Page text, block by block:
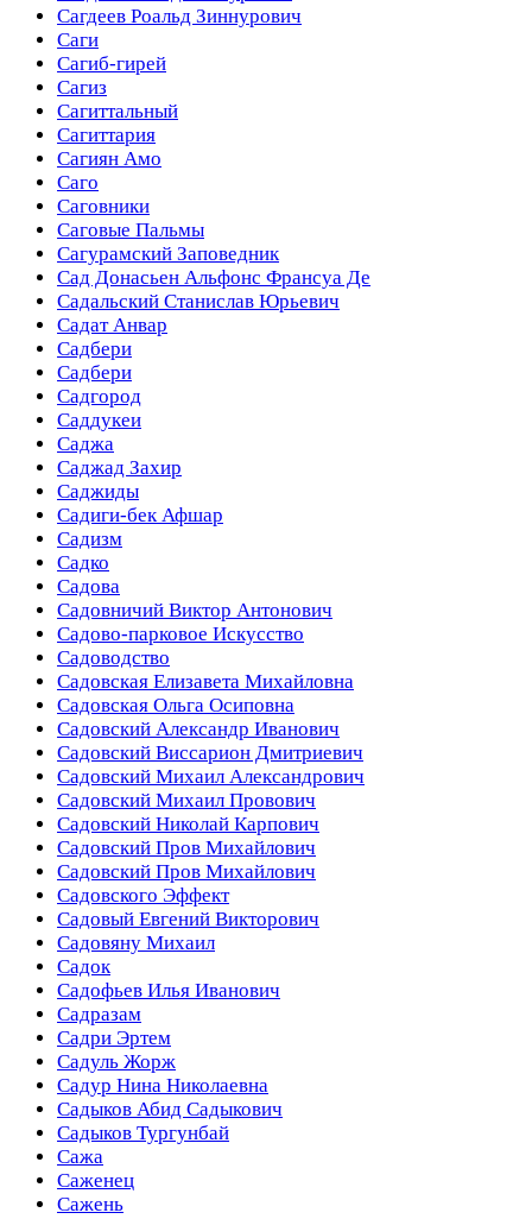
Сагдеев Роальд Зиннурович
Саги
Сагиб-гирей
Сагиз
Сагиттальный
Сагиттария
Сагиян Амо
Саго
Саговники
Саговые Пальмы
Сагурамский Заповедник
Сад Донасьен Альфонс Франсуа Де
Садальский Станислав Юрьевич
Садат Анвар
Садбери
Садбери
Садгород
Саддукеи
Саджа
Саджад Захир
Саджиды
Садиги-бек Афшар
Садизм
Садко
Садова
Садовничий Виктор Антонович
Садово-парковое Искусство
Садоводство
Садовская Елизавета Михайловна
Садовская Ольга Осиповна
Садовский Александр Иванович
Садовский Виссарион Дмитриевич
Садовский Михаил Александрович
Садовский Михаил Провович
Садовский Николай Карпович
Садовский Пров Михайлович
Садовский Пров Михайлович
Садовского Эффект
Садовый Евгений Викторович
Садовяну Михаил
Садок
Садофьев Илья Иванович
Садразам
Садри Эртем
Садуль Жорж
Садур Нина Николаевна
Садыков Абид Садыкович
Садыков Тургунбай
Сажа
Саженец
Сажень